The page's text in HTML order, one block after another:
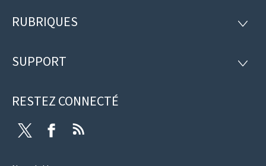
Pied
page
RUBRIQUES
SUPPORT
RESTEZ CONNECTÉ
Twitter Facebook